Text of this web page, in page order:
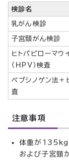
検診名
乳がん検診
子宮頸がん検診
ヒトパピローマウ
（HPV）検査
ペプシノゲン法＋
査
注意事項
体重が135kg
および子宮頸